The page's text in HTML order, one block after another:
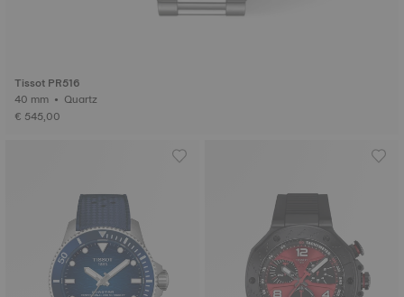
Tissot PR516
40 mm • Quartz
€ 545,00